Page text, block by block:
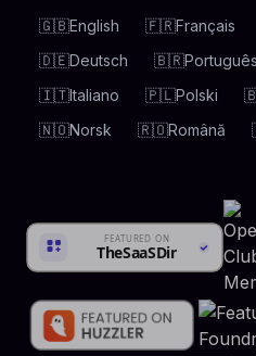
🇬🇧English 🇫🇷Français
🇩🇪Deutsch 🇧🇷Português
🇮🇹Italiano 🇵🇱Polski
🇳🇴Norsk 🇷🇴Română